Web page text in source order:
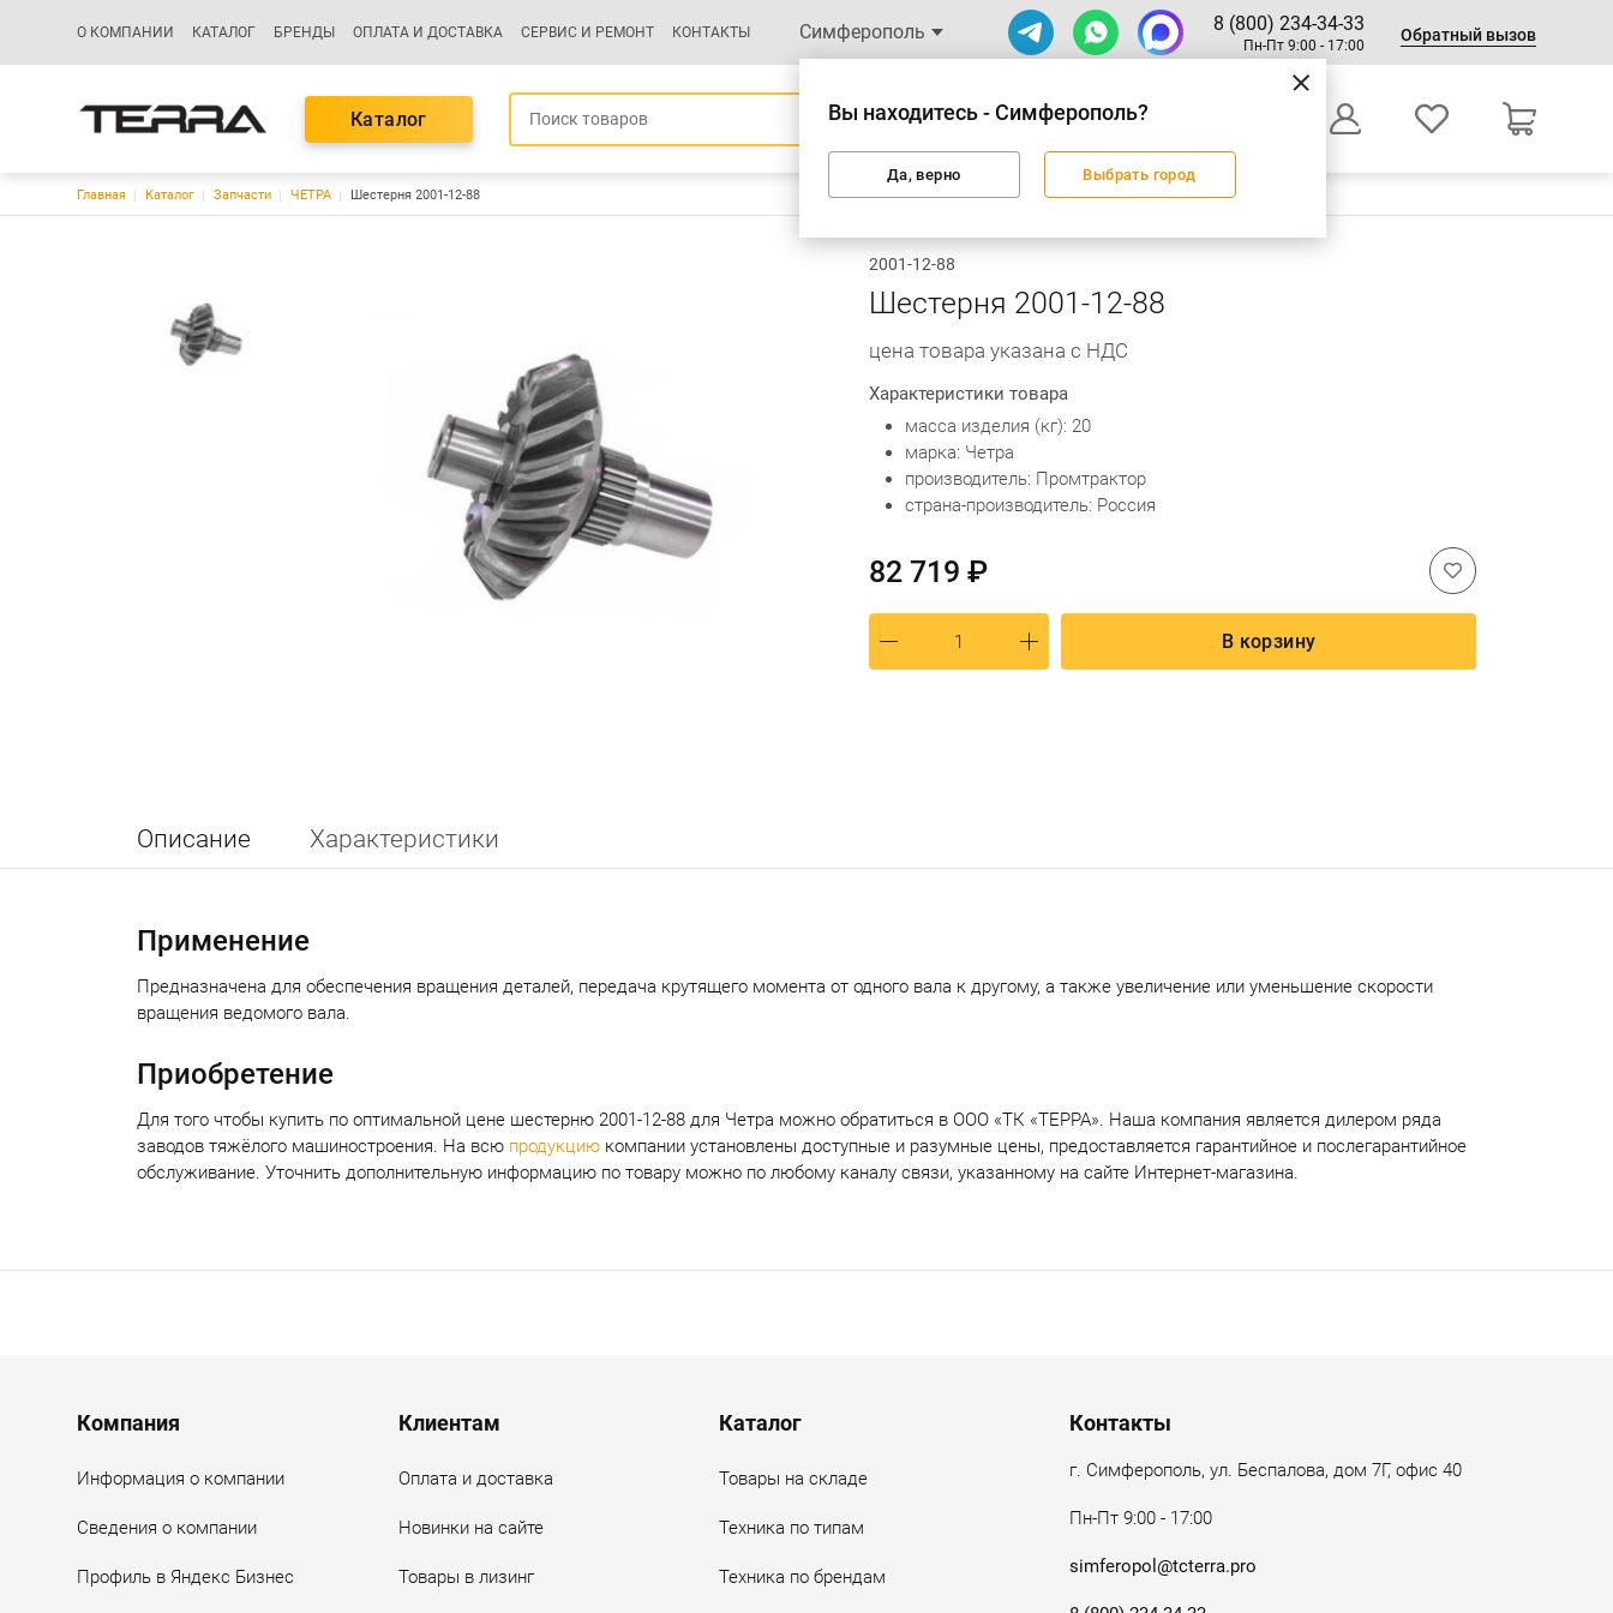
Основная навигация
О КОМПАНИИ КАТАЛОГ БРЕНДЫ ОПЛАТА И ДОСТАВКА СЕРВИС И РЕМОНТ КОНТАКТЫ Симферополь
Вы находитесь - Симферополь?
Да, верно Выбрать город
8 (800) 234-34-33
Пн-Пт 9:00 - 17:00
Обратный вызов
Каталог
Оформление заказа
Строка навигации
Главная Каталог Запчасти ЧЕТРА Шестерня 2001-12-88
2001-12-88
Шестерня 2001-12-88
цена товара указана с НДС
Характеристики товара
масса изделия (кг): 20
марка: Четра
производитель: Промтрактор
страна-производитель: Россия
82 719 ₽
В корзину
Описание Характеристики
Применение
Предназначена для обеспечения вращения деталей, передача крутящего момента от одного вала к другому, а также увеличение или уменьшение скорости
вращения ведомого вала.
Приобретение
Для того чтобы купить по оптимальной цене шестерню 2001-12-88 для Четра можно обратиться в ООО «ТК «ТЕРРА». Наша компания является дилером ряда
заводов тяжёлого машиностроения. На всю продукцию компании установлены доступные и разумные цены, предоставляется гарантийное и послегарантийное
обслуживание. Уточнить дополнительную информацию по товару можно по любому каналу связи, указанному на сайте Интернет-магазина.
Menu footer
Компания
Информация о компании
Сведения о компании
Профиль в Яндекс Бизнес
Клиентам
Оплата и доставка
Новинки на сайте
Товары в лизинг
Каталог
Товары на складе
Техника по типам
Техника по брендам
Контакты
г. Симферополь, ул. Беспалова, дом 7Г, офис 40
Пн-Пт 9:00 - 17:00
simferopol@tcterra.pro